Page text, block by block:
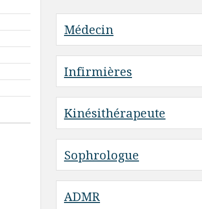
Médecin
Infirmières
Kinésithérapeute
Sophrologue
ADMR